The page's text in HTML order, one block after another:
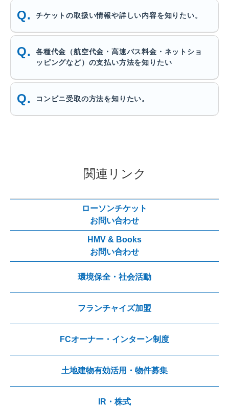
チケットの取扱い情報や詳しい内容を知りたい。
各種代金（航空代金・高速バス料金・ネットショ
ッピングなど）の支払い方法を知りたい
コンビニ受取の方法を知りたい。
関連リンク
ローソンチケット
お問い合わせ
HMV & Books
お問い合わせ
環境保全・社会活動
フランチャイズ加盟
FCオーナー・インターン制度
土地建物有効活用・物件募集
IR・株式